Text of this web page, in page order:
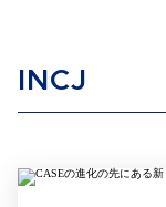
INCJ